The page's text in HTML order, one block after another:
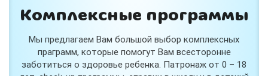
Комплексные программы
Мы предлагаем Вам большой выбор комплексных
праграмм, которые помогут Вам всесторонне
заботиться о здоровье ребенка. Патронаж от 0 – 18